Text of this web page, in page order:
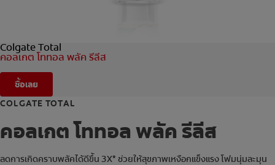
Colgate Total
คอลเกต โททอล พลัค รีลีส
ซื้อเลย
COLGATE TOTAL
คอลเกต โททอล พลัค รีลีส
ลดการเกิดคราบพลัคได้ดีขึ้น 3X* ช่วยให้สุขภาพเหงือกแข็งแรง โฟมนุ่มละมุน